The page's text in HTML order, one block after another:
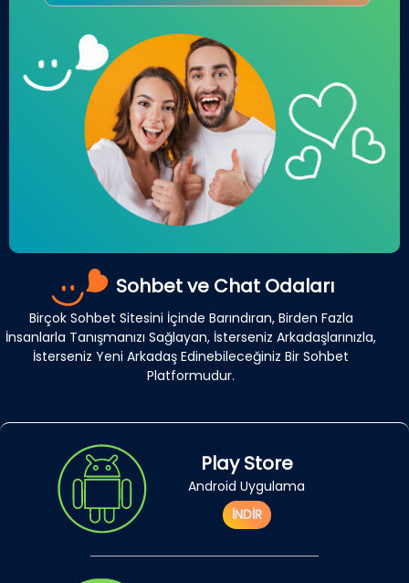
Sohbet ve Chat Odaları
Birçok Sohbet Sitesini İçinde Barındıran, Birden Fazla
İnsanlarla Tanışmanızı Sağlayan, İsterseniz Arkadaşlarınızla,
İsterseniz Yeni Arkadaş Edinebileceğiniz Bir Sohbet
Platformudur.
Play Store
Android Uygulama
İNDİR